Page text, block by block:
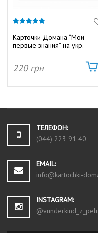
из 5
Карточки Домана “Мои
первые знания” на укр.
220 грн
ТЕЛЕФОН:
(044) 223 91 40
EMAIL:
info@kartochki-
INSTAGRAM: